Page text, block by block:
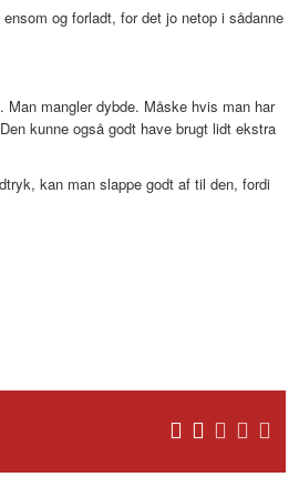
og forladt, for det jo netop i sådanne
mangler dybde. Måske hvis man har
kunne også godt have brugt lidt ekstra
kan man slappe godt af til den, fordi